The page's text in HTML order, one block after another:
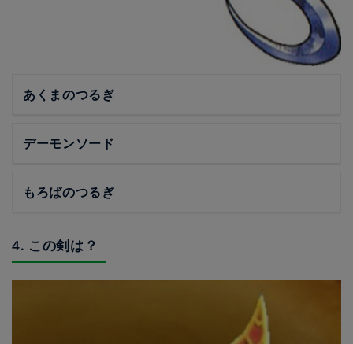
あくまのつるぎ
デーモンソード
もろばのつるぎ
4. この剣は？